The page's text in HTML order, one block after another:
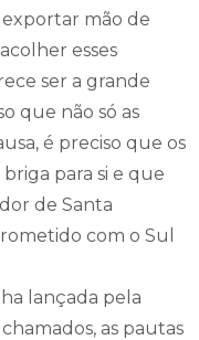
mão de
esses
ser a grande
que não só as
é preciso que os
para si e que
de Santa
com o Sul
lançada pela
as pautas